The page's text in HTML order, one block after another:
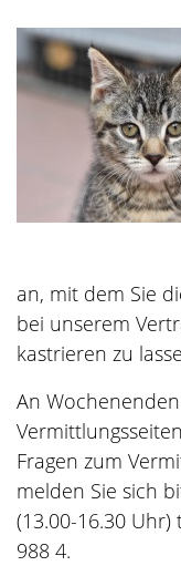
an, mit dem Sie
bei unserem
kastrieren zu
An
Fragen zum
melden Sie sich
(13.00-16.30
988 4.